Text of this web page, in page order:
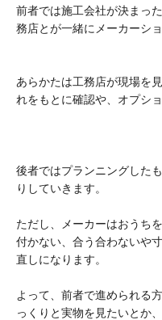
前者では施工会社が決まっ
務店とが一緒にメーカーシ
あらかたは工務店が現場を
れをもとに確認や、オプシ
後者ではプランニングした
りしていきます。
ただし、メーカーはおうち
付かない、合う合わないや
直しになります。
よって、前者で進められる
っくりと実物を見たいとか